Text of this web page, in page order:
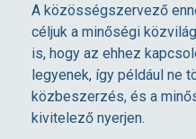
K
Ö
Z
A közösségszervező
céljuk a minőségi
is, hogy az ehhez
legyenek, így például ne
közbeszerzés, és a
kivitelező nyerjen.